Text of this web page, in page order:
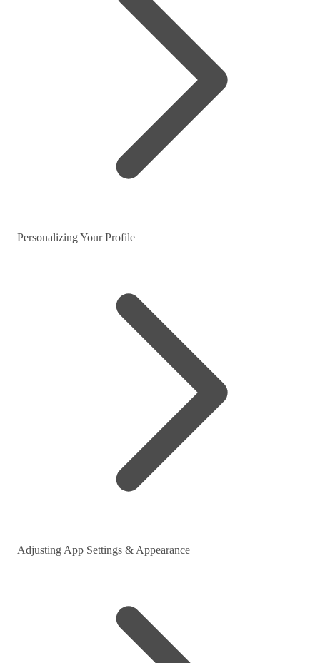
Personalizing Your Profile
Adjusting App Settings & Appearance